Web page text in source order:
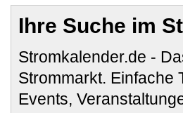
Ihre Suche im
Stromkalender.de -
Strommarkt. Einfache
Events,